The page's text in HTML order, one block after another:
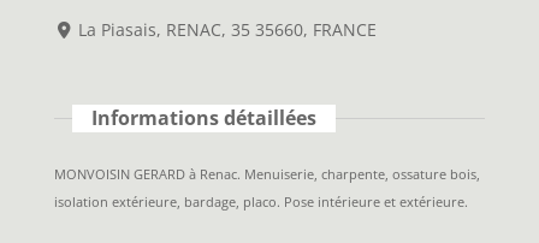
La Piasais, RENAC, 35 35660, FRANCE
Informations détaillées
MONVOISIN GERARD à Renac. Menuiserie, charpente, ossature bois,
isolation extérieure, bardage, placo. Pose intérieure et extérieure.